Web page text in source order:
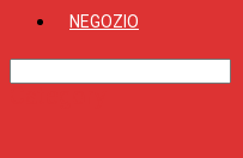
NEGOZIO